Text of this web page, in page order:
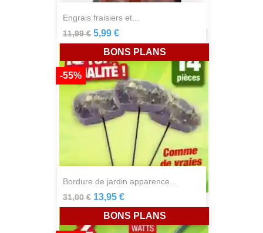
engrais fraisiers et...
11,99 € 5,99 €
bordure de jardin apparence...
31,00 €
-55%
13,95 €
BONS PLANS
BONS PLANS